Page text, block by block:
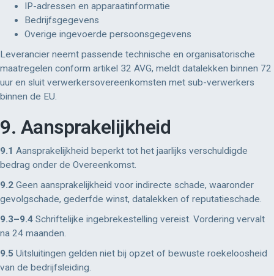
IP-adressen en apparaatinformatie
Bedrijfsgegevens
Overige ingevoerde persoonsgegevens
Leverancier neemt passende technische en organisatorische
maatregelen conform artikel 32 AVG, meldt datalekken binnen 72
uur en sluit verwerkersovereenkomsten met sub-verwerkers
binnen de EU.
9. Aansprakelijkheid
9.1 Aansprakelijkheid beperkt tot het jaarlijks verschuldigde
bedrag onder de Overeenkomst.
9.2 Geen aansprakelijkheid voor indirecte schade, waaronder
gevolgschade, gederfde winst, datalekken of reputatieschade.
9.3–9.4 Schriftelijke ingebrekestelling vereist. Vordering vervalt
na 24 maanden.
9.5 Uitsluitingen gelden niet bij opzet of bewuste roekeloosheid
van de bedrijfsleiding.